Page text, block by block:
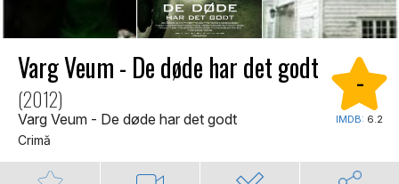
Varg Veum - De døde har det godt
(2012)
Varg Veum - De døde har det godt
Crimă
-
IMDB: 6.2